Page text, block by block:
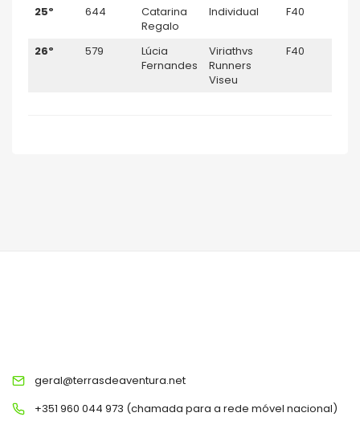
25º 644
Catarina
Regalo
Individual F40
26º 579
Lúcia
Fernandes
Viriathvs
Runners
Viseu
F40
geral@terrasdeaventura.net
+351 960 044 973 (chamada para a rede móvel nacional)